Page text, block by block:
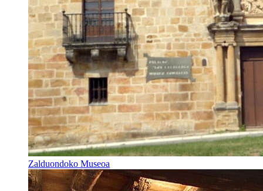
Zalduondoko Museoa